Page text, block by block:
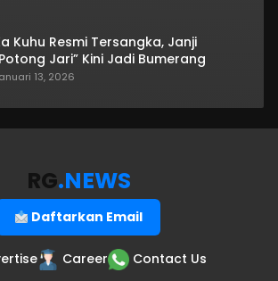
Kuhu Resmi Tersangka, Janji
Jari” Kini Jadi Bumerang
13, 2026
RG.NEWS
Daftarkan Email
Career Contact Us